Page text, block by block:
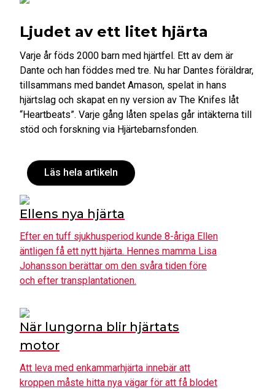
Ljudet av ett litet hjärta
Varje år föds 2000 barn med hjärtfel. Ett av dem är
Dante och han föddes med tre. Nu har Dantes föräldrar,
tillsammans med bandet Amason, spelat in hans
hjärtslag och skapat en ny version av The Knifes låt
“Heartbeats”. Varje gång låten spelas går intäkterna till
stöd och forskning via Hjärtebarnsfonden.
Läs hela artikeln
Ellens nya hjärta
Efter en tuff sjukhusperiod kunde 8-åriga Ellen
äntligen få ett nytt hjärta. Hennes mamma Lisa
Johansson berättar om den svåra tiden före
och efter transplantationen.
När lungorna blir hjärtats
motor
Att leva med enkammarhjärta innebär att
kroppen måste hitta nya vägar för att få blodet